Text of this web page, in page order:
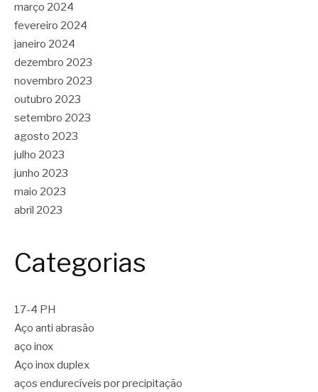
março 2024
fevereiro 2024
janeiro 2024
dezembro 2023
novembro 2023
outubro 2023
setembro 2023
agosto 2023
julho 2023
junho 2023
maio 2023
abril 2023
Categorias
17-4 PH
Aço anti abrasão
aço inox
Aço inox duplex
aços endurecíveis por precipitação